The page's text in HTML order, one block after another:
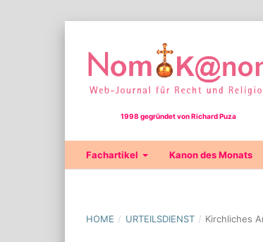
1998 gegründet von Richard Puza
Fachartikel Kanon des Monats
HOME / URTEILSDIENST / Kirchliches